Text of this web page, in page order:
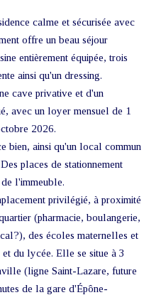
calme et sécurisée avec
offre un beau séjour
entièrement équipée, trois
ainsi qu'un dressing.
cave privative et d'un
avec un loyer mensuel de 1
2026.
bien, ainsi qu'un local commun
places de stationnement
l'immeuble.
privilégié, à proximité
(pharmacie, boulangerie,
des écoles maternelles et
du lycée. Elle se situe à 3
(ligne Saint-Lazare, future
de la gare d'Épône-